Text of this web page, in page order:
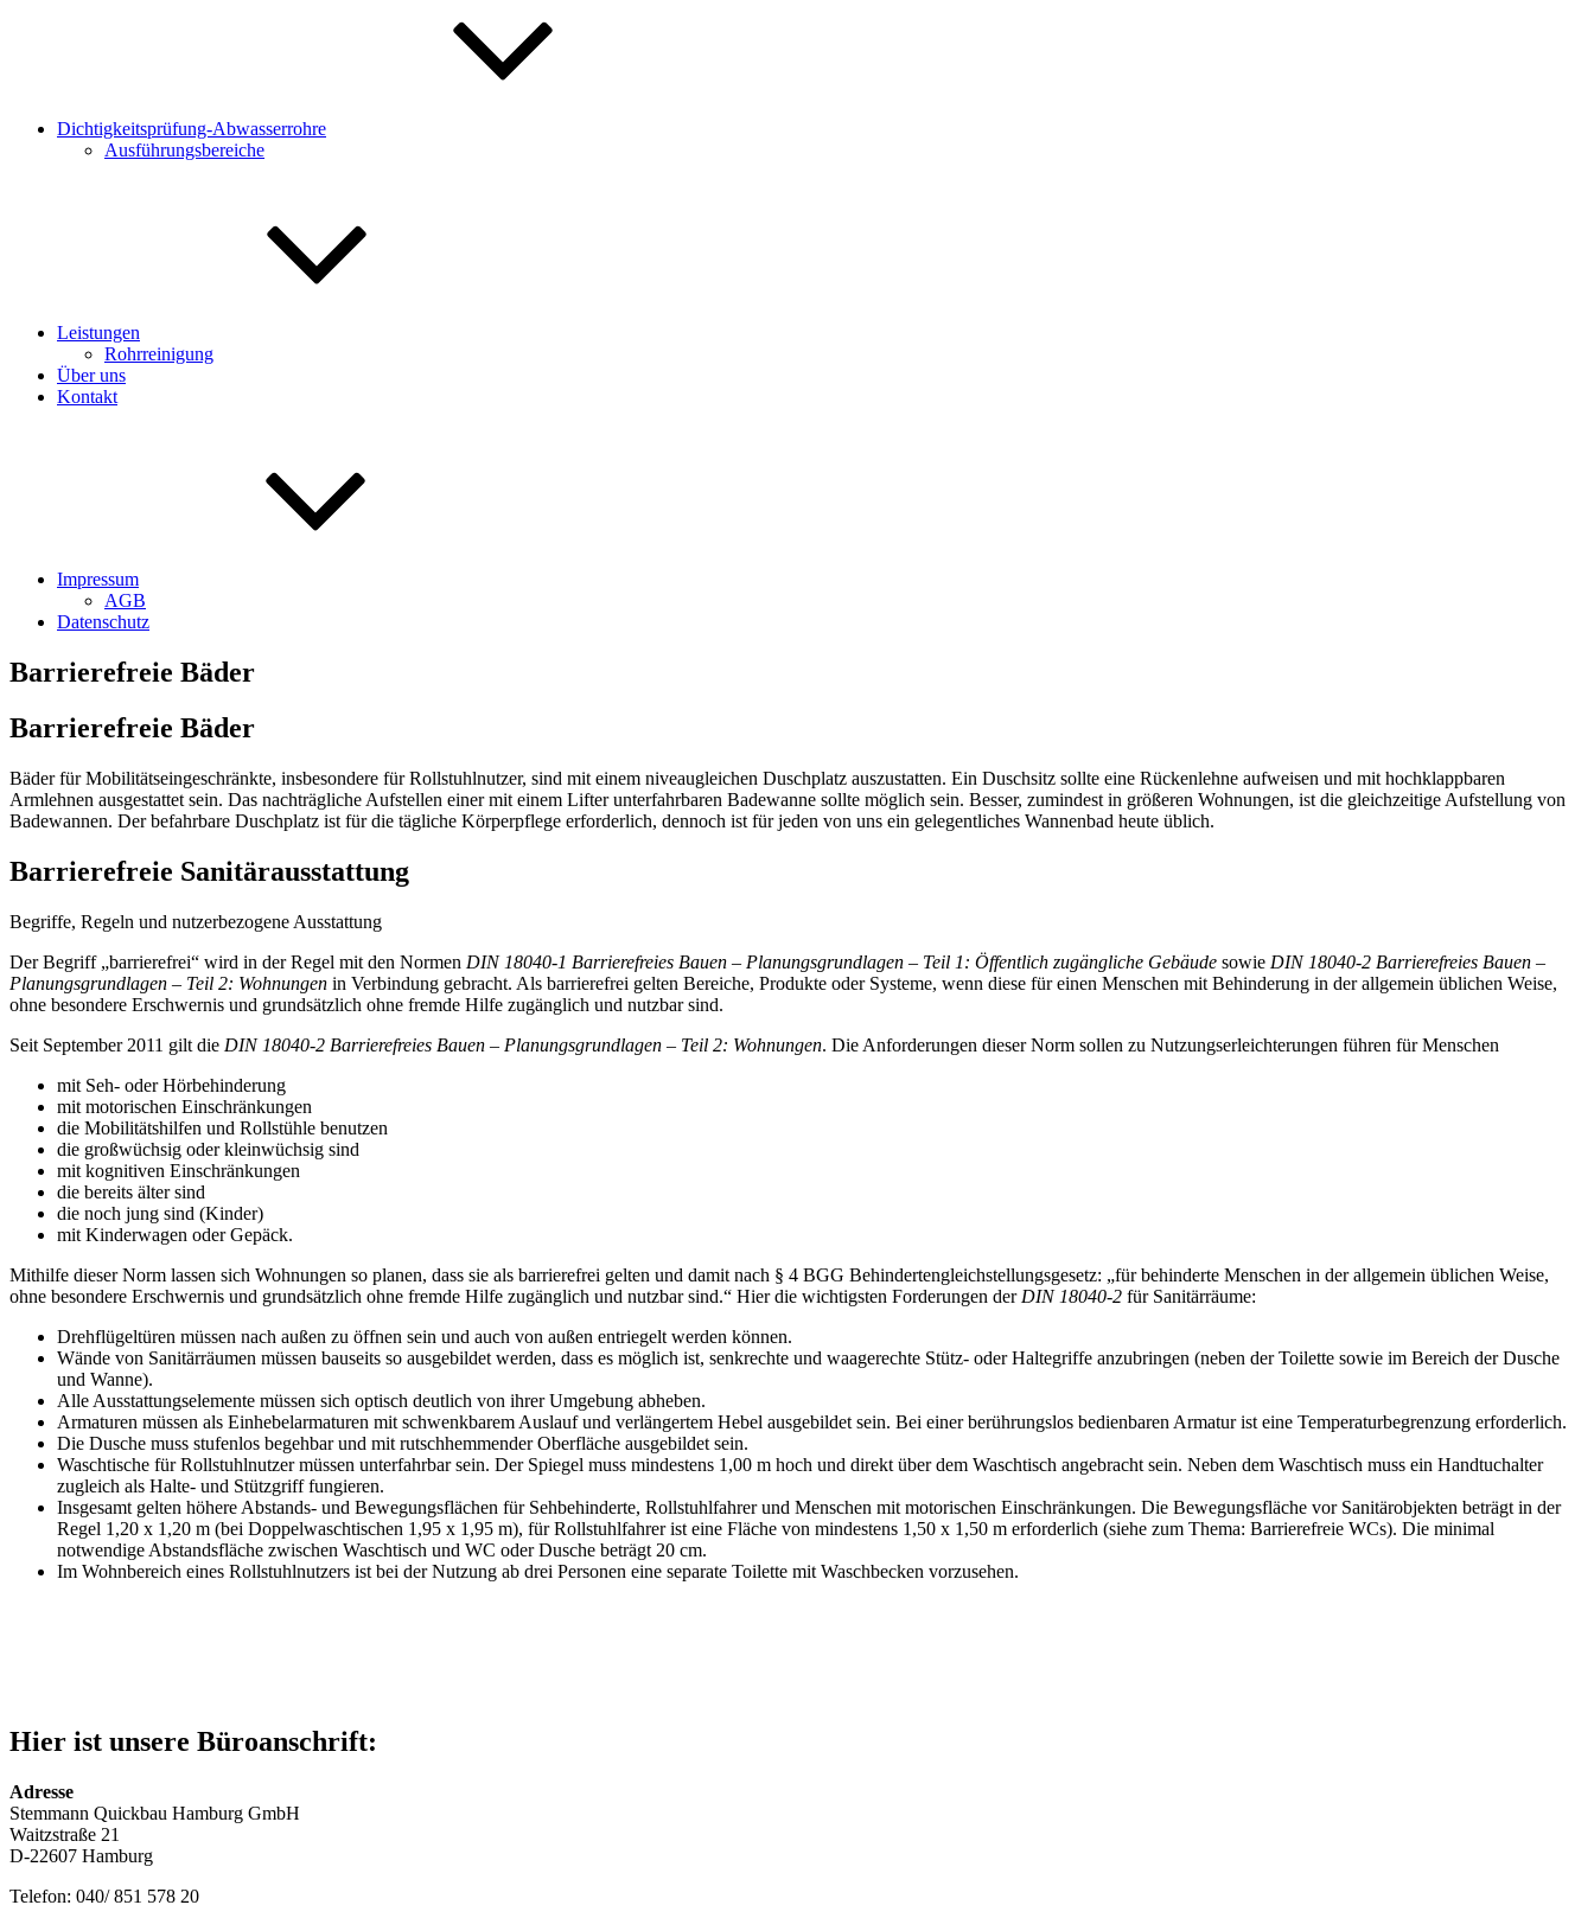
Dichtigkeitsprüfung-Abwasserrohre
Ausführungsbereiche
Leistungen
Rohrreinigung
Über uns
Kontakt
Impressum
AGB
Datenschutz
Barrierefreie Bäder
Barrierefreie Bäder
Bäder für Mobilitätseingeschränkte, insbesondere für Rollstuhlnutzer, sind mit einem niveaugleichen Duschplatz auszustatten. Ein Duschsitz sollte eine Rückenlehne aufweisen und mit hochklappbaren
Armlehnen ausgestattet sein. Das nachträgliche Aufstellen einer mit einem Lifter unterfahrbaren Badewanne sollte möglich sein. Besser, zumindest in größeren Wohnungen, ist die gleichzeitige Aufstellung von
Badewannen. Der befahrbare Duschplatz ist für die tägliche Körperpflege erforderlich, dennoch ist für jeden von uns ein gelegentliches Wannenbad heute üblich.
Barrierefreie Sanitärausstattung
Begriffe, Regeln und nutzerbezogene Ausstattung
Der Begriff „barrierefrei“ wird in der Regel mit den Normen DIN 18040-1 Barrierefreies Bauen – Planungsgrundlagen – Teil 1: Öffentlich zugängliche Gebäude sowie DIN 18040-2 Barrierefreies Bauen –
Planungsgrundlagen – Teil 2: Wohnungen in Verbindung gebracht. Als barrierefrei gelten Bereiche, Produkte oder Systeme, wenn diese für einen Menschen mit Behinderung in der allgemein üblichen Weise,
ohne besondere Erschwernis und grundsätzlich ohne fremde Hilfe zugänglich und nutzbar sind.
Seit September 2011 gilt die DIN 18040-2 Barrierefreies Bauen – Planungsgrundlagen – Teil 2: Wohnungen. Die Anforderungen dieser Norm sollen zu Nutzungserleichterungen führen für Menschen
mit Seh- oder Hörbehinderung
mit motorischen Einschränkungen
die Mobilitätshilfen und Rollstühle benutzen
die großwüchsig oder kleinwüchsig sind
mit kognitiven Einschränkungen
die bereits älter sind
die noch jung sind (Kinder)
mit Kinderwagen oder Gepäck.
Mithilfe dieser Norm lassen sich Wohnungen so planen, dass sie als barrierefrei gelten und damit nach § 4 BGG Behindertengleichstellungsgesetz: „für behinderte Menschen in der allgemein üblichen Weise,
ohne besondere Erschwernis und grundsätzlich ohne fremde Hilfe zugänglich und nutzbar sind.“ Hier die wichtigsten Forderungen der DIN 18040-2 für Sanitärräume:
Drehflügeltüren müssen nach außen zu öffnen sein und auch von außen entriegelt werden können.
Wände von Sanitärräumen müssen bauseits so ausgebildet werden, dass es möglich ist, senkrechte und waagerechte Stütz- oder Haltegriffe anzubringen (neben der Toilette sowie im Bereich der Dusche
und Wanne).
Alle Ausstattungselemente müssen sich optisch deutlich von ihrer Umgebung abheben.
Armaturen müssen als Einhebelarmaturen mit schwenkbarem Auslauf und verlängertem Hebel ausgebildet sein. Bei einer berührungslos bedienbaren Armatur ist eine Temperaturbegrenzung erforderlich.
Die Dusche muss stufenlos begehbar und mit rutschhemmender Oberfläche ausgebildet sein.
Waschtische für Rollstuhlnutzer müssen unterfahrbar sein. Der Spiegel muss mindestens 1,00 m hoch und direkt über dem Waschtisch angebracht sein. Neben dem Waschtisch muss ein Handtuchalter
zugleich als Halte- und Stützgriff fungieren.
Insgesamt gelten höhere Abstands- und Bewegungsflächen für Sehbehinderte, Rollstuhlfahrer und Menschen mit motorischen Einschränkungen. Die Bewegungsfläche vor Sanitärobjekten beträgt in der
Regel 1,20 x 1,20 m (bei Doppelwaschtischen 1,95 x 1,95 m), für Rollstuhlfahrer ist eine Fläche von mindestens 1,50 x 1,50 m erforderlich (siehe zum Thema: Barrierefreie WCs). Die minimal
notwendige Abstandsfläche zwischen Waschtisch und WC oder Dusche beträgt 20 cm.
Im Wohnbereich eines Rollstuhlnutzers ist bei der Nutzung ab drei Personen eine separate Toilette mit Waschbecken vorzusehen.
Hier ist unsere Büroanschrift:
Adresse
Stemmann Quickbau Hamburg GmbH
Waitzstraße 21
D-22607 Hamburg
Telefon: 040/ 851 578 20